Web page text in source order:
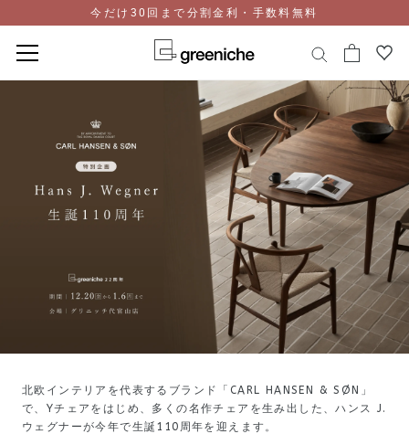
今だけ30回まで分割金利・手数料無料
北欧インテリアを代表するブランド「CARL HANSEN & SØN」
で、Yチェアをはじめ、多くの名作チェアを生み出した、ハンス J.
ウェグナーが今年で生誕110周年を迎えます。